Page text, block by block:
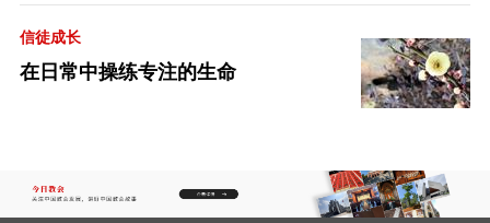
信徒成长
在日常中操练专注的生命